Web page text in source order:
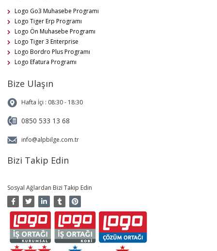
Logo Go3 Muhasebe Programı
Logo Tiger Erp Programı
Logo Ön Muhasebe Programı
Logo Tiger 3 Enterprise
Logo Bordro Plus Programı
Logo Efatura Programı
Bize Ulaşın
Hafta İçi : 08:30 - 18:30
0850 533 13 68
info@alpbilge.com.tr
Bizi Takip Edin
Sosyal Ağlardan Bizi Takip Edin